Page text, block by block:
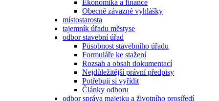
Ekonomika a finance
Obecně závazné vyhlášky
místostarosta
tajemník úřadu městyse
odbor stavební úřad
Působnost stavebního úřadu
Formuláře ke stažení
Rozsah a obsah dokumentací
Nejdůležitější právní předpisy
Potřebuji si vyřídit
Články odboru
odbor správa majetku a životního prostředí